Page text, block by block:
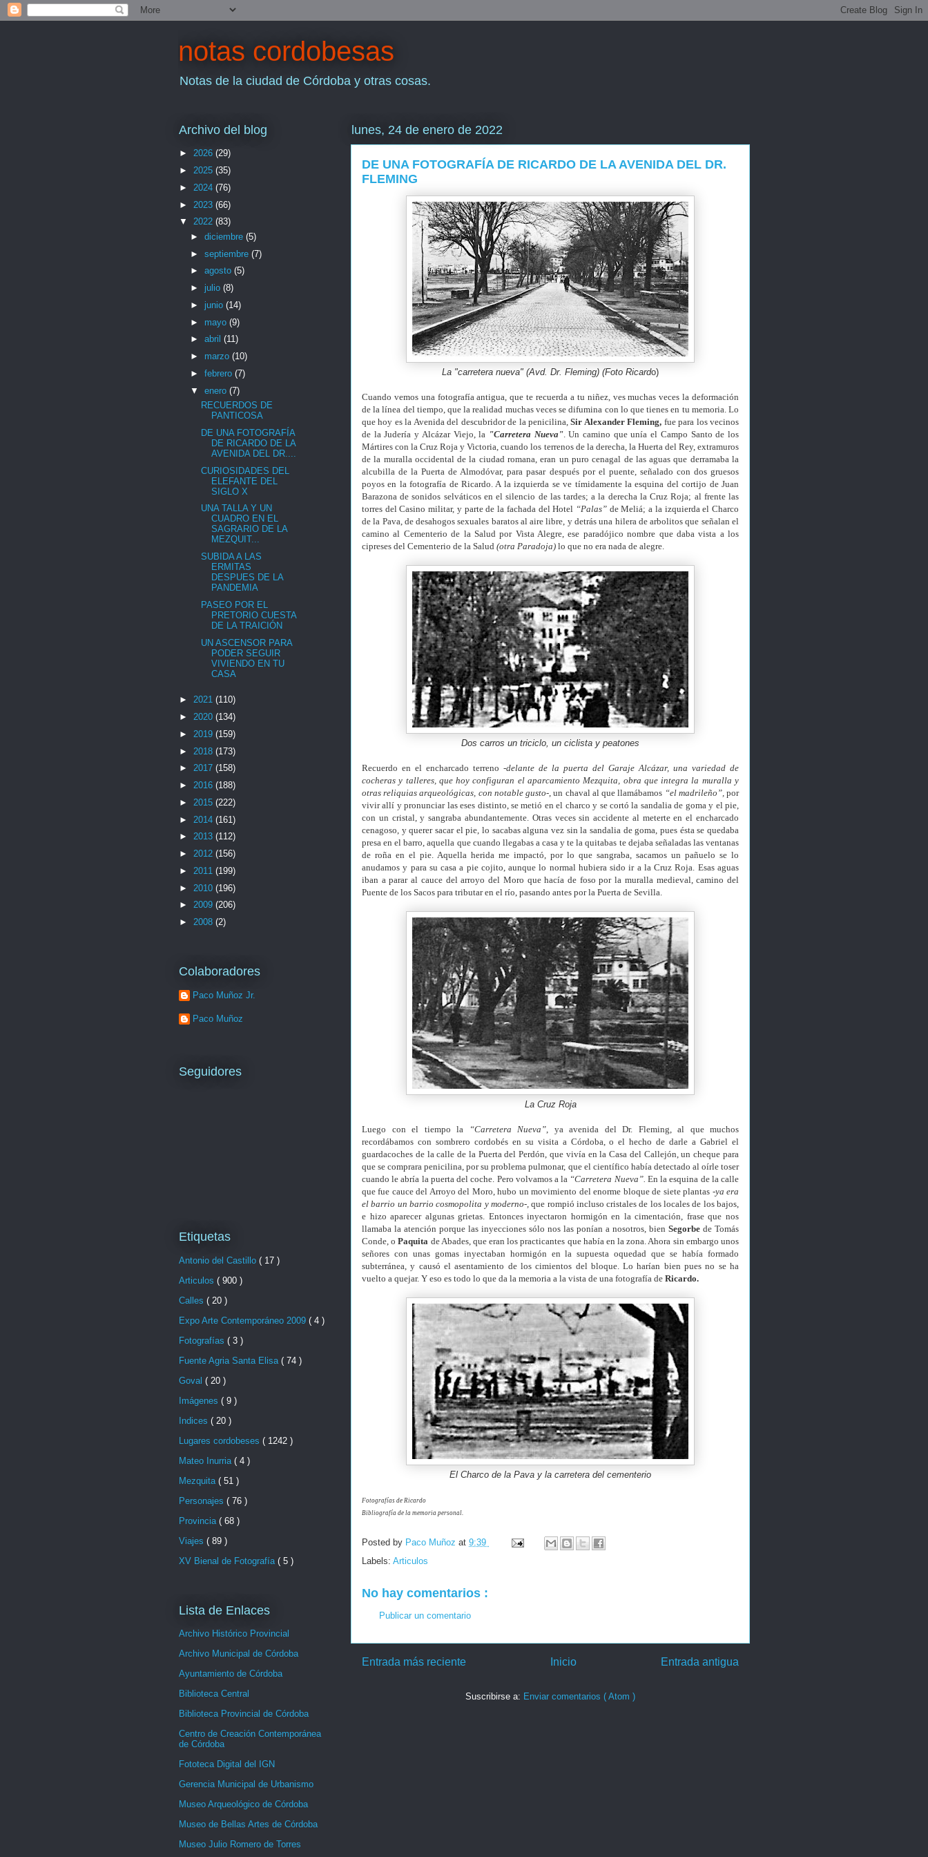
notas cordobesas
Notas de la ciudad de Córdoba y otras cosas.
lunes, 24 de enero de 2022
DE UNA FOTOGRAFÍA DE RICARDO DE LA AVENIDA DEL DR.
FLEMING
La "carretera nueva" (Avd. Dr. Fleming) (Foto Ricardo)
Cuando vemos una fotografía antigua, que te recuerda a tu niñez, ves muchas veces la deformación
de la línea del tiempo, que la realidad muchas veces se difumina con lo que tienes en tu memoria. Lo
que hoy es la Avenida del descubridor de la penicilina,Sir Alexander Fleming, fue para los vecinos
de la Judería y Alcázar Viejo, la "Carretera Nueva". Un camino que unía el Campo Santo de los
Mártires con la Cruz Roja y Victoria, cuando los terrenos de la derecha, la Huerta del Rey, extramuros
de la muralla occidental de la ciudad romana, eran un puro cenagal de las aguas que derramaba la
alcubilla de la Puerta de Almodóvar, para pasar después por el puente, señalado con dos gruesos
poyos en la fotografía de Ricardo. A la izquierda se ve tímidamente la esquina del cortijo de Juan
Barazona de sonidos selváticos en el silencio de las tardes; a la derecha la Cruz Roja; al frente las
torres del Casino militar, y parte de la fachada del Hotel “Palas”de Meliá; a la izquierda el Charco
de la Pava, de desahogos sexuales baratos al aire libre, y detrás una hilera de arbolitos que señalan el
camino al Cementerio de la Salud por Vista Alegre, ese paradójico nombre que daba vista a los
cipreses del Cementerio de la Salud (otra Paradoja) lo que no era nada de alegre.
Dos carros un triciclo, un ciclista y peatones
Recuerdo en el encharcado terreno -delante de la puerta del Garaje Alcázar, una variedad de
cocheras y talleres, que hoy configuran el aparcamiento Mezquita, obra que integra la muralla y
otras reliquias arqueológicas, con notable gusto-, un chaval al que llamábamos “el madrileño”,por
vivir allí y pronunciar las eses distinto, se metió en el charco y se cortó la sandalia de goma y el pie,
con un cristal, y sangraba abundantemente. Otras veces sin accidente al meterte en el encharcado
cenagoso, y querer sacar el pie, lo sacabas alguna vez sin la sandalia de goma, pues ésta se quedaba
presa en el barro, aquella que cuando llegabas a casa y te la quitabas te dejaba señaladas las ventanas
de roña en el pie. Aquella herida me impactó, por lo que sangraba, sacamos un pañuelo se lo
anudamos y para su casa a pie cojito, aunque lo normal hubiera sido ir a la Cruz Roja. Esas aguas
iban a parar al cauce del arroyo del Moro que hacía de foso por la muralla medieval, camino del
Puente de los Sacos para tributar en el río, pasando antes por la Puerta de Sevilla.
La Cruz Roja
Luego con el tiempo la “Carretera Nueva”, ya avenida del Dr. Fleming, al que muchos
recordábamos con sombrero cordobés en su visita a Córdoba, o el hecho de darle a Gabriel el
guardacoches de la calle de la Puerta del Perdón, que vivía en la Casa del Callejón, un cheque para
que se comprara penicilina, por su problema pulmonar, que el científico había detectado al oírle toser
cuando le abría la puerta del coche. Pero volvamos a la “Carretera Nueva”. En la esquina de la calle
que fue cauce del Arroyo del Moro, hubo un movimiento del enorme bloque de siete plantas -ya era
el barrio un barrio cosmopolita y moderno-,que rompió incluso cristales de los locales de los bajos,
e hizo aparecer algunas grietas. Entonces inyectaron hormigón en la cimentación, frase que nos
llamaba la atención porque las inyecciones sólo nos las ponían a nosotros, bien Segorbe de Tomás
Conde, oPaquita de Abades, que eran los practicantes que había en la zona. Ahora sin embargo unos
señores con unas gomas inyectaban hormigón en la supuesta oquedad que se había formado
subterránea, y causó el asentamiento de los cimientos del bloque. Lo harían bien pues no se ha
vuelto a quejar. Y eso es todo lo que da la memoria a la vista de una fotografía de Ricardo.
El Charco de la Pava y la carretera del cementerio
Fotografías de Ricardo
Bibliografía de la memoria personal.
Posted by Paco Muñoz at 9:39
Labels: Articulos
No hay comentarios :
Publicar un comentario
Entrada más reciente Entrada antigua
Inicio
Suscribirse a: Enviar comentarios ( Atom )
Archivo del blog
► 2026 (29)
► 2025 (35)
► 2024 (76)
► 2023 (66)
▼ 2022 (83)
► diciembre (5)
► septiembre (7)
► agosto (5)
► julio (8)
► junio (14)
► mayo (9)
► abril (11)
► marzo (10)
► febrero (7)
▼ enero (7)
RECUERDOS DE
PANTICOSA
DE UNA FOTOGRAFÍA
DE RICARDO DE LA
AVENIDA DEL DR....
CURIOSIDADES DEL
ELEFANTE DEL
SIGLO X
UNA TALLA Y UN
CUADRO EN EL
SAGRARIO DE LA
MEZQUIT...
SUBIDA A LAS
ERMITAS
DESPUES DE LA
PANDEMIA
PASEO POR EL
PRETORIO CUESTA
DE LA TRAICIÓN
UN ASCENSOR PARA
PODER SEGUIR
VIVIENDO EN TU
CASA
► 2021 (110)
► 2020 (134)
► 2019 (159)
► 2018 (173)
► 2017 (158)
► 2016 (188)
► 2015 (222)
► 2014 (161)
► 2013 (112)
► 2012 (156)
► 2011 (199)
► 2010 (196)
► 2009 (206)
► 2008 (2)
Colaboradores
Paco Muñoz Jr.
Paco Muñoz
Seguidores
Etiquetas
Antonio del Castillo ( 17 )
Articulos ( 900 )
Calles ( 20 )
Expo Arte Contemporáneo 2009 ( 4 )
Fotografías ( 3 )
Fuente Agria Santa Elisa ( 74 )
Goval ( 20 )
Imágenes ( 9 )
Indices ( 20 )
Lugares cordobeses ( 1242 )
Mateo Inurria ( 4 )
Mezquita ( 51 )
Personajes ( 76 )
Provincia ( 68 )
Viajes ( 89 )
XV Bienal de Fotografía ( 5 )
Lista de Enlaces
Archivo Histórico Provincial
Archivo Municipal de Córdoba
Ayuntamiento de Córdoba
Biblioteca Central
Biblioteca Provincial de Córdoba
Centro de Creación Contemporánea
de Córdoba
Fototeca Digital del IGN
Gerencia Municipal de Urbanismo
Museo Arqueológico de Córdoba
Museo de Bellas Artes de Córdoba
Museo Julio Romero de Torres